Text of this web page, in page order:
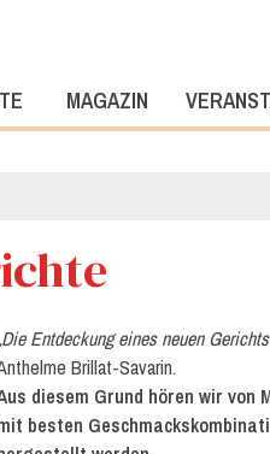
MAGAZIN
Entdeckung eines neuen
Brillat-Savarin.
diesem Grund hören wir von
besten